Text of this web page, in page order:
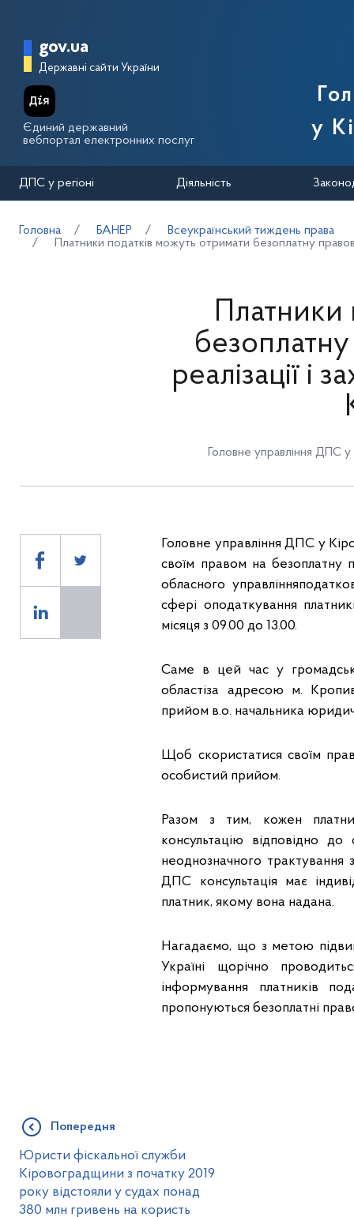
Головна сторінка Державної
gov.ua
Державні сайти України
Єдиний державний
вебпортал електронних послуг
у
ДПС у регіоні Діяльність
Головна БАНЕР
Всеукраїнський тиждень права
Платники податків можуть отримати безоплатну
Платники
реалізації
Головне управління ДПС у
Головне управління ДПС у
своїм правом на безоплатну
обласного управління
сфері оподаткування
місяця з09.00 до 13.00.
Саме в цей час у
областіза адресою м.
прийом в.о. начальника
Щоб скористатися своїм
особистий прийом.
Разом з тим, кожен
консультацію відповідно
неоднозначного
ДПС консультація має
платник, якому вона надана.
Нагадаємо, що з метою
Україні щорічно
інформування платників
пропонуються безоплатні
Попередня
Юристи фіскальної служби
Кіровоградщини з початку 2019
року відстояли у судах понад
380 млн гривень на користь